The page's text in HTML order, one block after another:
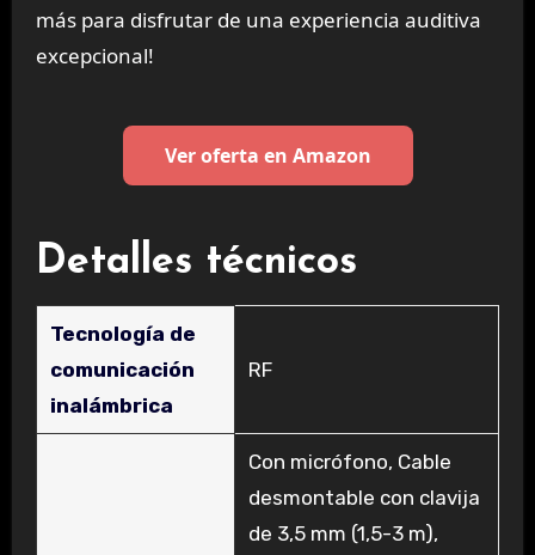
más para disfrutar de una experiencia auditiva
excepcional!
Ver oferta en Amazon
Detalles técnicos
Tecnología de
comunicación
inalámbrica
‎RF
‎Con micrófono, Cable
desmontable con clavija
de 3,5 mm (1,5-3 m),